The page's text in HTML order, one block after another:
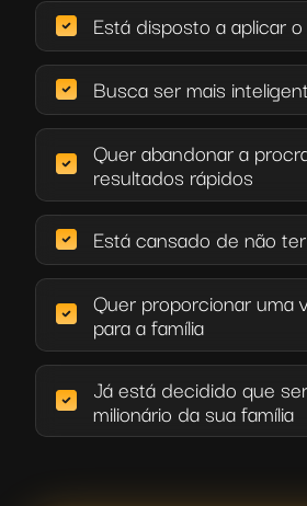
Está disposto a aplicar
Busca ser mais
Quer abandonar a
resultados rápidos
Está cansado de não
Quer proporcionar uma
para a família
Já está decidido que
milionário da sua família